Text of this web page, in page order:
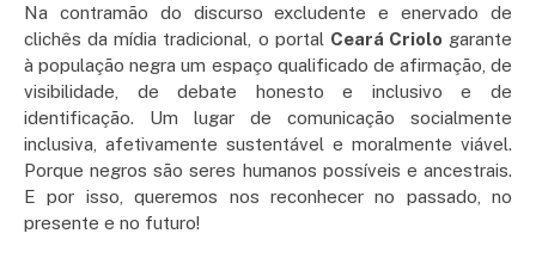
Na contramão do discurso excludente e enervado de
clichês da mídia tradicional, o portal Ceará Criolo garante
à população negra um espaço qualificado de afirmação, de
visibilidade, de debate honesto e inclusivo e de
identificação. Um lugar de comunicação socialmente
inclusiva, afetivamente sustentável e moralmente viável.
Porque negros são seres humanos possíveis e ancestrais.
E por isso, queremos nos reconhecer no passado, no
presente e no futuro!